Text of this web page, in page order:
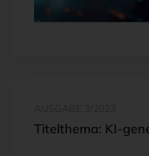
Titelthema: KI-